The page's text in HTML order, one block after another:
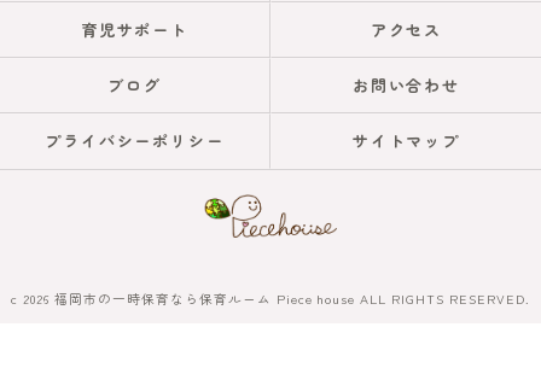
育児サポート アクセス
ブログ お問い合わせ
プライバシーポリシー サイトマップ
c 2026 福岡市の一時保育なら保育ルーム Piece house ALL RIGHTS RESERVED.